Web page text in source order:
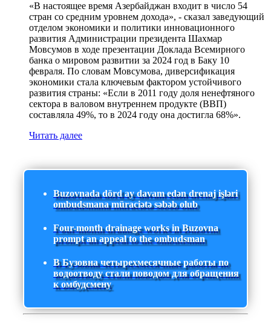
«В настоящее время Азербайджан входит в число 54
стран со средним уровнем дохода», - сказал заведующий
отделом экономики и политики инновационного
развития Администрации президента Шахмар
Мовсумов в ходе презентации Доклада Всемирного
банка о мировом развитии за 2024 год в Баку 10
февраля. По словам Мовсумова, диверсификация
экономики стала ключевым фактором устойчивого
развития страны: «Если в 2011 году доля ненефтяного
сектора в валовом внутреннем продукте (ВВП)
составляла 49%, то в 2024 году она достигла 68%».
Читать далее
Buzovnada dörd ay davam edən drenaj işləri
ombudsmana müraciətə səbəb olub
Four-month drainage works in Buzovna
prompt an appeal to the ombudsman
В Бузовна четырехмесячные работы по
водоотводу стали поводом для обращения
к омбудсмену